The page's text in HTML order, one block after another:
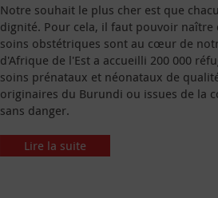
Notre souhait le plus cher est que
dignité. Pour cela, il faut pouvoir naître
soins obstétriques sont au cœur de
d'Afrique de l'Est a accueilli 200 000
soins prénataux et néonataux de
originaires du Burundi ou issues de la
sans danger.
Lire la suite